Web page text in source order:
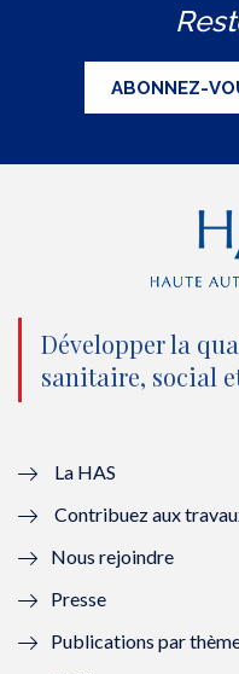
i
t
t
e
n
o
u
l
l
f
ABONNEZ-
Développer la
sanitaire, social
La HAS
Contribuez aux
Nous rejoindre
Presse
Publications par